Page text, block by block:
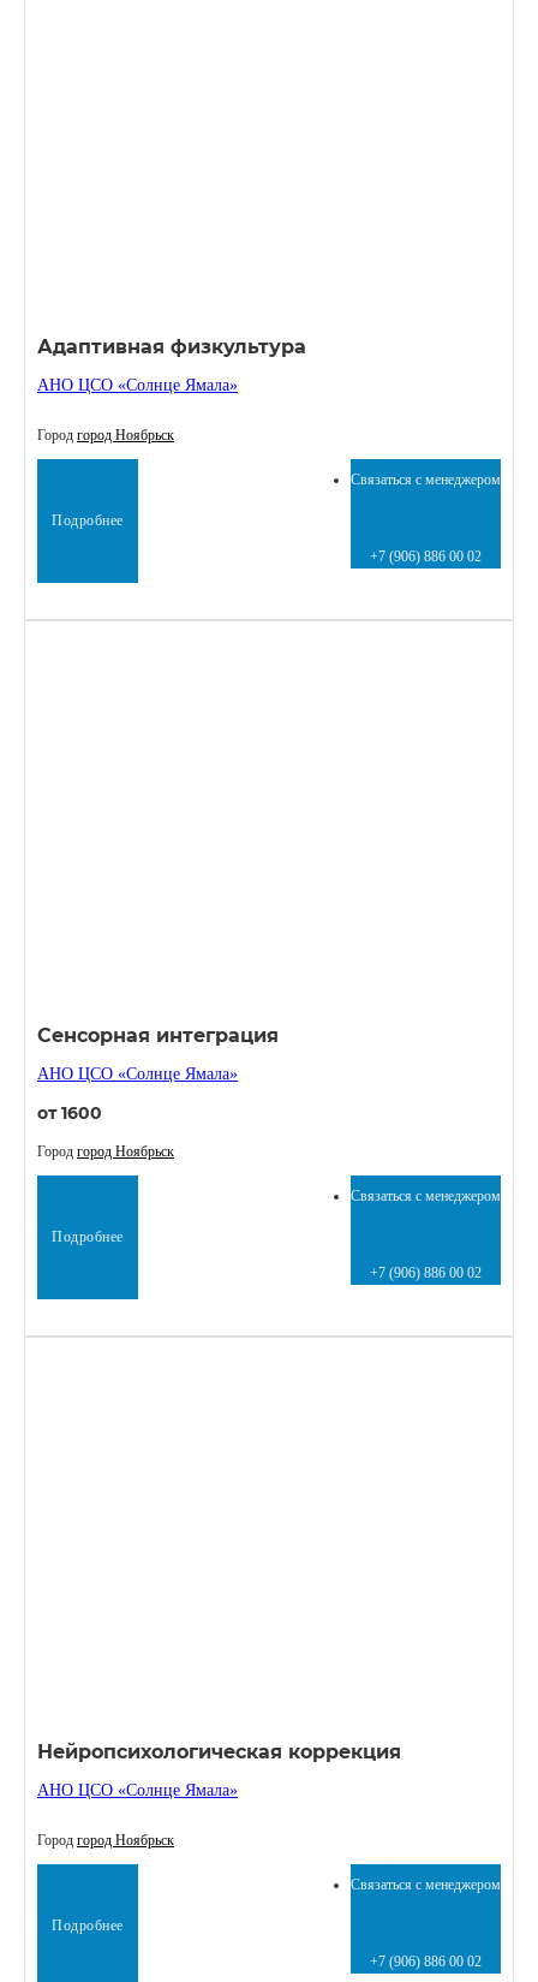
Адаптивная физкультура
АНО ЦСО «Солнце Ямала»
Город город Ноябрьск
Подробнее
Связаться с менеджером
+7 (906) 886 00 02
Сенсорная интеграция
АНО ЦСО «Солнце Ямала»
от 1600
Город город Ноябрьск
Подробнее
Связаться с менеджером
+7 (906) 886 00 02
Нейропсихологическая коррекция
АНО ЦСО «Солнце Ямала»
Город город Ноябрьск
Подробнее
Связаться с менеджером
+7 (906) 886 00 02